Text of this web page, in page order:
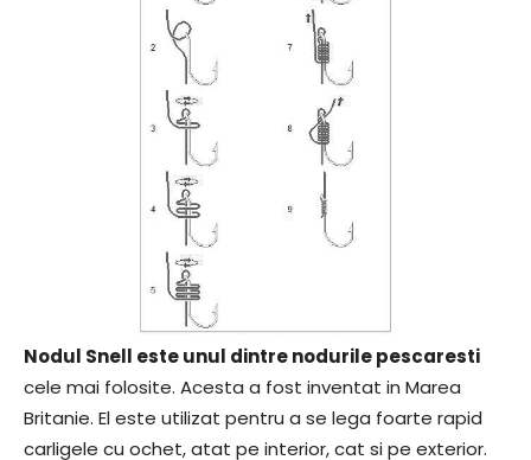
Nodul Snell este unul dintre nodurile pescaresti
cele mai folosite. Acesta a fost inventat in Marea
Britanie. El este utilizat pentru a se lega foarte rapid
carligele cu ochet, atat pe interior, cat si pe exterior.